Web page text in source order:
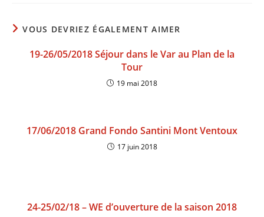
VOUS DEVRIEZ ÉGALEMENT AIMER
19-26/05/2018 Séjour dans le Var au Plan de la
Tour
19 mai 2018
17/06/2018 Grand Fondo Santini Mont Ventoux
17 juin 2018
24-25/02/18 – WE d’ouverture de la saison 2018